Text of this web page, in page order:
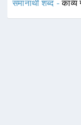
समानार्थी शब्द -काव्य